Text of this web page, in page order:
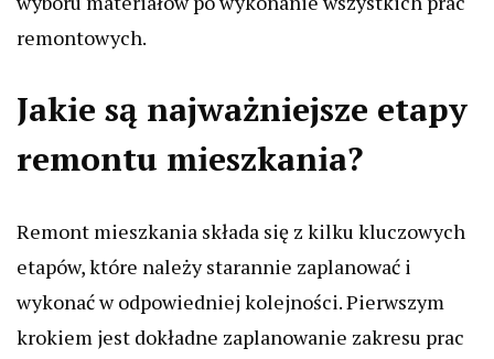
remontowych.
Jakie są najważniejsze etapy
remontu mieszkania?
Remont mieszkania składa się z kilku kluczowych
etapów, które należy starannie zaplanować i
wykonać w odpowiedniej kolejności. Pierwszym
krokiem jest dokładne zaplanowanie zakresu prac